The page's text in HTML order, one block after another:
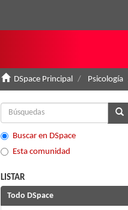
DSpace Principal Psicología
Buscar en DSpace
Esta comunidad
LISTAR
Todo DSpace